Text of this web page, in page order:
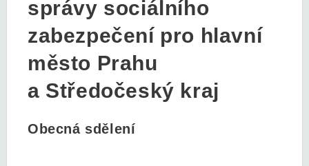
správy sociálního
zabezpečení pro hlavní
město Prahu
a Středočeský kraj
Obecná sdělení